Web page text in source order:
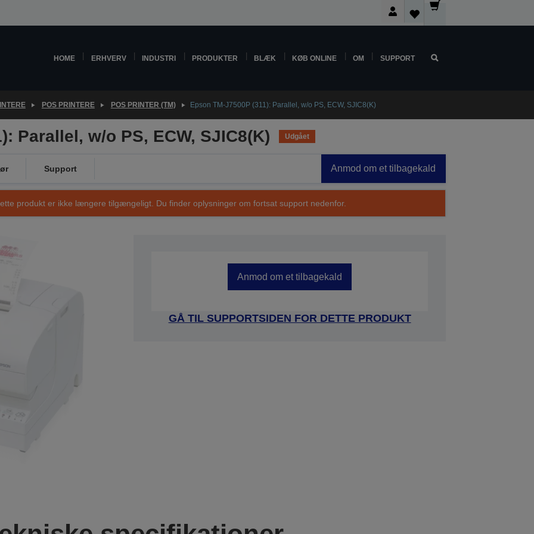
HOME ERHVERV INDUSTRI PRODUKTER BLÆK KØB ONLINE OM SUPPORT
POS PRINTERE POS PRINTER (TM) Epson TM-J7500P (311): Parallel, w/o PS, ECW, SJIC8(K)
Parallel, w/o PS, ECW, SJIC8(K) Udgået
Support Anmod om et tilbagekald
produkt er ikke længere tilgængeligt. Du finder oplysninger om fortsat support nedenfor.
Anmod om et tilbagekald
GÅ TIL SUPPORTSIDEN FOR DETTE PRODUKT